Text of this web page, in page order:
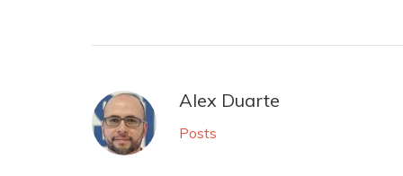
Alex Duarte
Posts